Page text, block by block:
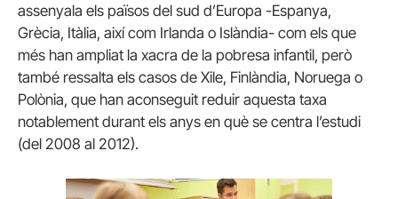
assenyala els països del sud d’Europa -Espanya,
Grècia, Itàlia, així com Irlanda o Islàndia- com els que
més han ampliat la xacra de la pobresa infantil, però
també ressalta els casos de Xile, Finlàndia, Noruega o
Polònia, que han aconseguit reduir aquesta taxa
notablement durant els anys en què se centra l’estudi
(del 2008 al 2012).